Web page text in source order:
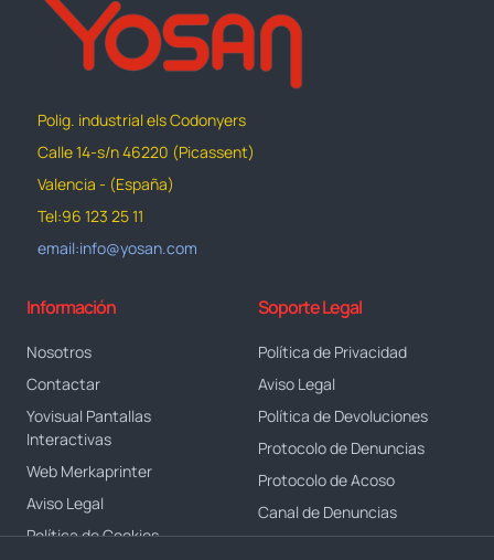
Polig. industrial els Codonyers
Calle 14-s/n 46220 (Picassent)
Valencia - (España)
Tel:96 123 25 11
email:info@yosan.com
Información
Nosotros
Contactar
Yovisual Pantallas
Interactivas
Web Merkaprinter
Aviso Legal
Política de Cookies
Soporte Legal
Política de Privacidad
Aviso Legal
Política de Devoluciones
Protocolo de Denuncias
Protocolo de Acoso
Canal de Denuncias